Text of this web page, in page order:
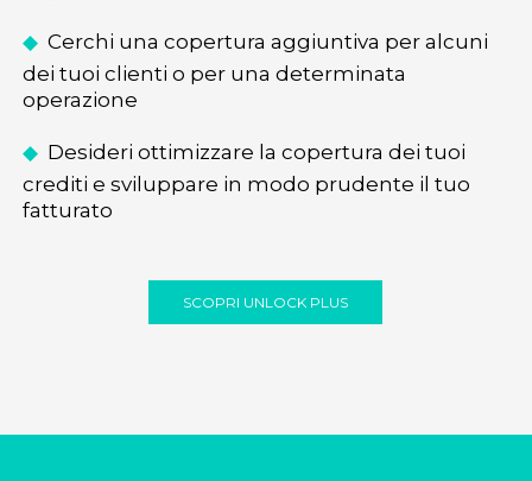
◆Cerchi una copertura aggiuntiva per alcuni
dei tuoi clienti o per una determinata
operazione
◆Desideri ottimizzare la copertura dei tuoi
crediti e sviluppare in modo prudente il tuo
fatturato
SCOPRI UNLOCK PLUS